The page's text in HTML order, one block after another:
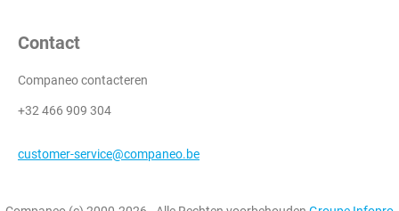
Contact
Companeo contacteren
+32 466 909 304
customer-service@companeo.be